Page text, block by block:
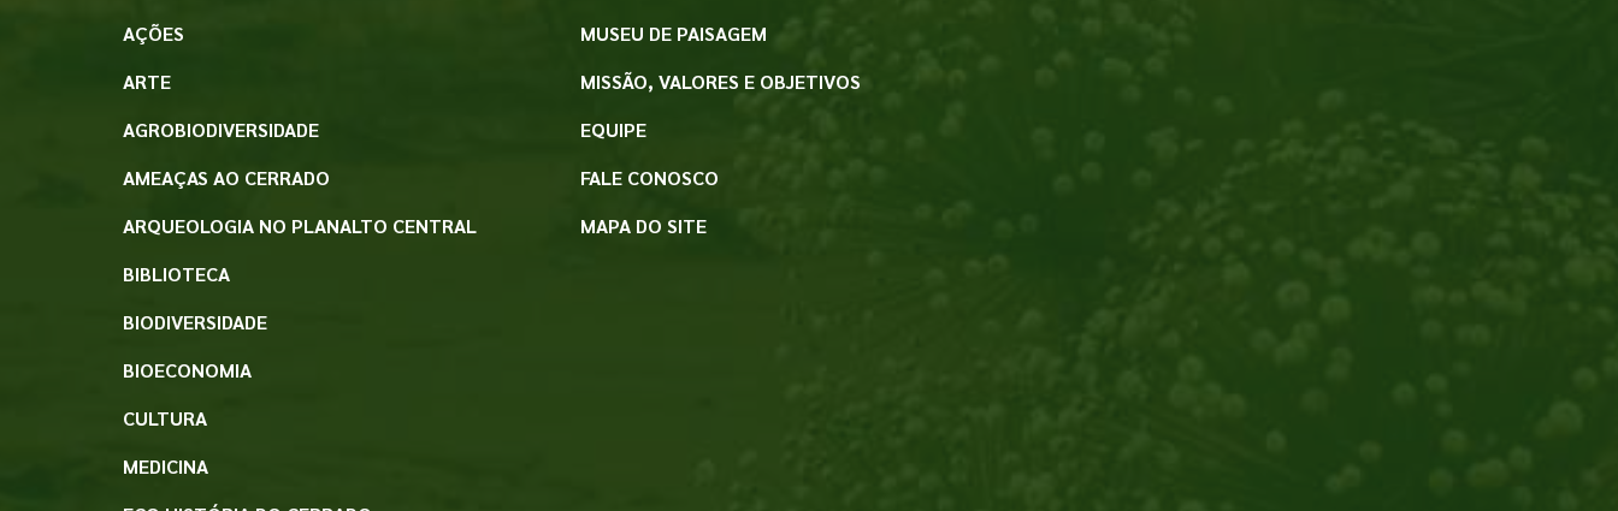
AÇÕES
ARTE
AGROBIODIVERSIDADE
AMEAÇAS AO CERRADO
ARQUEOLOGIA NO PLANALTO CENTRAL
BIBLIOTECA
BIODIVERSIDADE
BIOECONOMIA
CULTURA
MEDICINA
MUSEU DE PAISAGEM
MISSÃO, VALORES E OBJETIVOS
EQUIPE
FALE CONOSCO
MAPA DO SITE